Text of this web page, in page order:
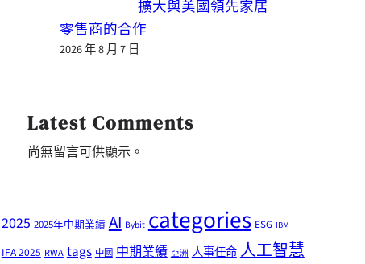
擴大與美國領先家居
零售商的合作
2026 年 8 月 7 日
Latest Comments
尚無留言可供顯示。
2025 2025年中期業績 AI Bybit categories ESG IBM
IFA 2025 RWA tags 中國 中期業績 亞洲 人事任命人工智慧